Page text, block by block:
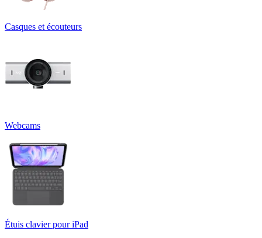
Casques et écouteurs
Webcams
Étuis clavier pour iPad